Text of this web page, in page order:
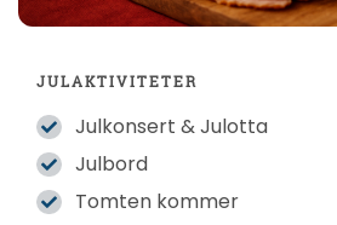
JULAKTIVITETER
Julkonsert & Julotta
Julbord
Tomten kommer